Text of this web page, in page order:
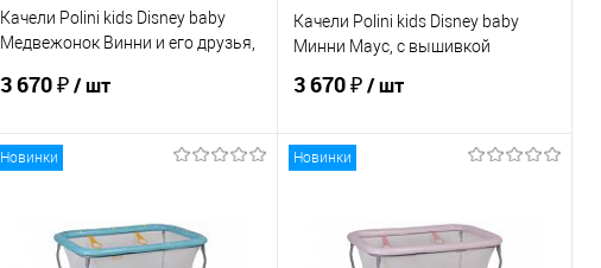
Качели Polini kids Disney baby
Медвежонок Винни и его друзья,
3 670 ₽/ шт
Купить в 1 клик
К сравнению
Качели Polini kids Disney baby
Минни Маус, с вышивкой
3 670 ₽/ шт
Купить в 1 клик
К сравнению
Новинки Новинки